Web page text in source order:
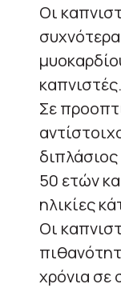
Οι
καπνιστές.
Σε
50 ετών
ηλικίες
Οι
χρόνια σε